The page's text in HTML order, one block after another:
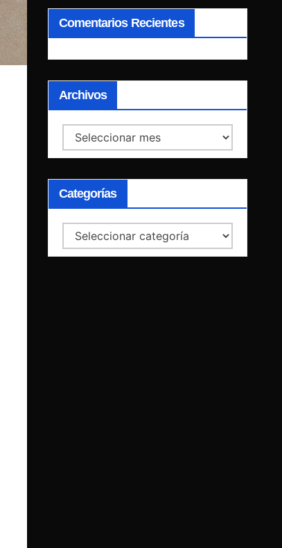
Comentarios Recientes
Archivos
Archivos
Categorías
Categorías